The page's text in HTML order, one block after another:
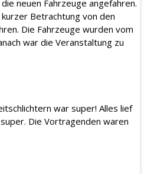
neuen Fahrzeuge angefahren.
Betrachtung von den
Die Fahrzeuge wurden vom
war die Veranstaltung zu
war super! Alles lief
Die Vortragenden waren